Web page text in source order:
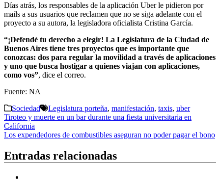
Días atrás, los responsables de la aplicación Uber le pidieron por
mails a sus usuarios que reclamen que no se siga adelante con el
proyecto a su autora, la legisladora oficialista Cristina García.
“¡Defendé tu derecho a elegir! La Legislatura de la Ciudad de
Buenos Aires tiene tres proyectos que es importante que
conozcas: dos para regular la movilidad a través de aplicaciones
y uno que busca hostigar a quienes viajan con aplicaciones,
como vos”, dice el correo.
Fuente: NA
Sociedad
Legislatura porteña, manifestación, taxis, uber
Navegación
de
Tiroteo y muerte en un bar durante una fiesta universitaria en
California
Los expendedores de combustibles aseguran no poder pagar el bono
Entradas relacionadas